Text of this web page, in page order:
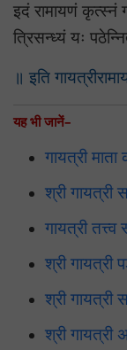
इदं रामायणं कृत्स्नं
त्रिसन्ध्यं यः
॥ इति
यह भी जानें–
गायत्री
श्री गायत्री
गायत्री तत्त्व
श्री गायत्री
श्री गायत्री
श्री गायत्री